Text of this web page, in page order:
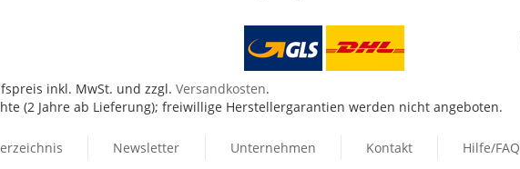
inkl. MwSt. und zzgl. Versandkosten.
(2 Jahre ab Lieferung); freiwillige Herstellergarantien werden nicht angeboten.
Newsletter Unternehmen Kontakt Hilfe/FAQ